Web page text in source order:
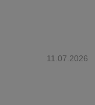
11.07.2026